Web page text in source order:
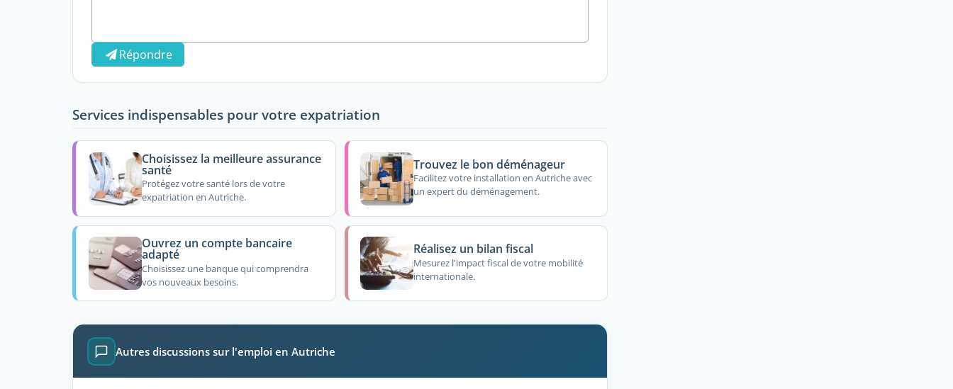
Répondre
Services indispensables pour votre expatriation
Choisissez la meilleure assurance
santé
Protégez votre santé lors de votre
expatriation en Autriche.
Trouvez le bon déménageur
Facilitez votre installation en Autriche avec
un expert du déménagement.
Ouvrez un compte bancaire
adapté
Choisissez une banque qui comprendra
vos nouveaux besoins.
Réalisez un bilan fiscal
Mesurez l'impact fiscal de votre mobilité
internationale.
Autres discussions sur l'emploi en Autriche